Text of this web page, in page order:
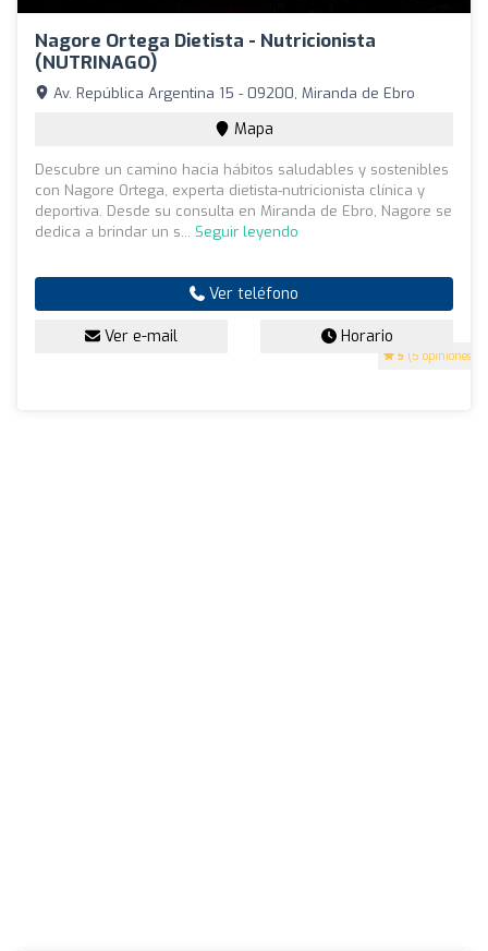
Nagore Ortega Dietista - Nutricionista
(NUTRINAGO)
5 (5 opiniones)
Av. República Argentina 15 - 09200, Miranda de Ebro
Mapa
Descubre un camino hacia hábitos saludables y sostenibles
con Nagore Ortega, experta dietista-nutricionista clínica y
deportiva. Desde su consulta en Miranda de Ebro, Nagore se
dedica a brindar un s... Seguir leyendo
Ver teléfono
Ver e-mail Horario